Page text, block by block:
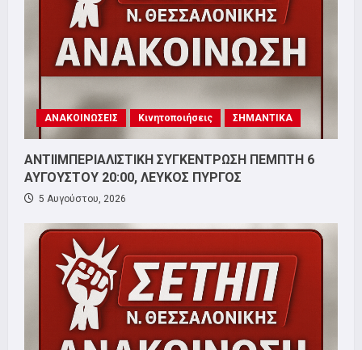
ΑΝΑΚΟΙΝΩΣΕΙΣ Κινητοποιήσεις ΣΗΜΑΝΤΙΚΑ
ΑΝΤΙΙΜΠΕΡΙΑΛΙΣΤΙΚΗ ΣΥΓΚΕΝΤΡΩΣΗ ΠΕΜΠΤΗ 6
ΑΥΓΟΥΣΤΟΥ 20:00, ΛΕΥΚΟΣ ΠΥΡΓΟΣ
5 Αυγούστου, 2026